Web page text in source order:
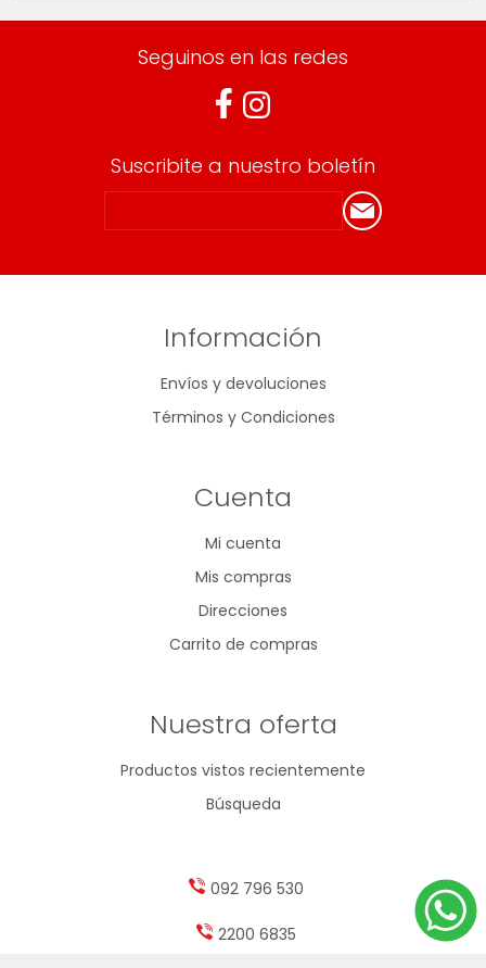
Seguinos en las redes
Suscribite a nuestro boletín
Información
Envíos y devoluciones
Términos y Condiciones
Cuenta
Mi cuenta
Mis compras
Direcciones
Carrito de compras
Nuestra oferta
Productos vistos recientemente
Búsqueda
092 796 530
2200 6835